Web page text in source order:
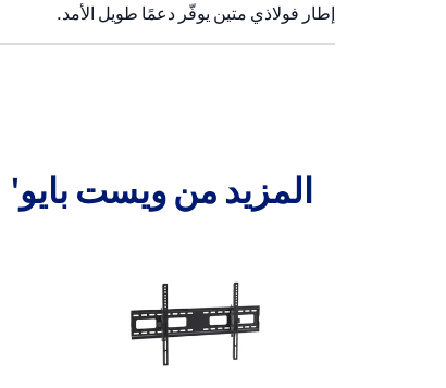
إطار فولاذي متين يوفّر دعمًا طويل الأمد.
المزيد من ويست بايو'